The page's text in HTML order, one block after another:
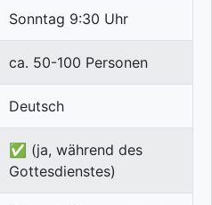
Sonntag 9:30 Uhr
ca. 50-100 Personen
Deutsch
✅ (ja, während des
Gottesdienstes)